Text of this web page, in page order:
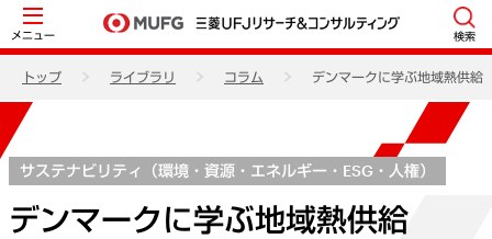
メニュー 検索
トップ ライブラリ コラム デンマークに学ぶ地域熱供給
サステナビリティ（環境・資源・エネルギー・ESG・人権）
デンマークに学ぶ地域熱供給